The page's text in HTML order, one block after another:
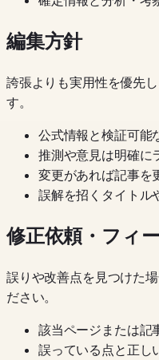
編集方針
誇張よりも実用性を優先
す。
公式情報と検証可能
推測や意見は明確に
変更があれば記事を
誤解を招くタイトル
修正依頼・フィ
誤りや改善点を見つけた
ださい。
該当ページまたは記
誤っている点と正し